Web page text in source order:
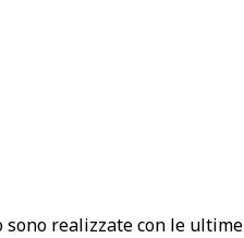
sono realizzate con le ultime